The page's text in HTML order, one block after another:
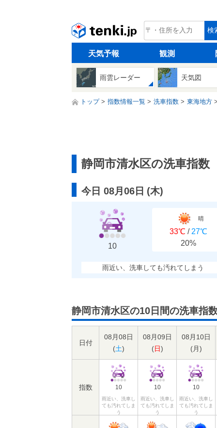
tenki.jp 検
天気予報 観測
雨雲レーダー 天気図
トップ 指数情報一覧 洗車指数 東海地方
静岡市清水区の洗車指数
今日 08月06日 (木)
10
晴
33℃ / 27℃
20%
雨近い、洗車しても汚れてしまう
静岡市清水区の10日間の洗車指
日付
08月08日
(土)
08月09日
(日)
08月10日
(月)
指数 10
雨近い、洗車し
ても汚れてしま
う
10
雨近い、洗車し
ても汚れてしま
う
10
雨近い、洗車し
ても汚れてしま
う